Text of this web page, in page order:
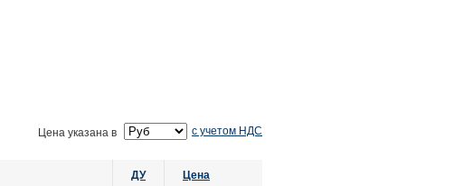
с учетом НДС
Цена указана в
ДУ Цена